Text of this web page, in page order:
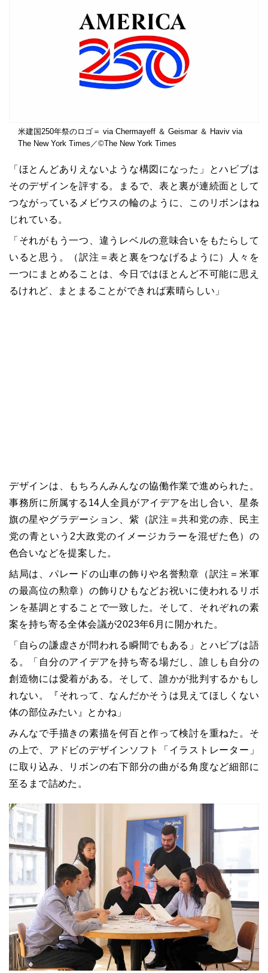
米建国250年祭のロゴ＝ via Chermayeff ＆ Geismar ＆ Haviv via
The New York Times／©The New York Times
「ほとんどありえないような構図になった」とハビブは
そのデザインを評する。まるで、表と裏が連続面として
つながっているメビウスの輪のように、このリボンはね
じれている。
「それがもう一つ、違うレベルの意味合いをもたらして
いると思う。（訳注＝表と裏をつなげるように）人々を
一つにまとめることは、今日ではほとんど不可能に思え
るけれど、まとまることができれば素晴らしい」
デザインは、もちろんみんなの協働作業で進められた。
事務所に所属する14人全員がアイデアを出し合い、星条
旗の星やグラデーション、紫（訳注＝共和党の赤、民主
党の青という2大政党のイメージカラーを混ぜた色）の
色合いなどを提案した。
結局は、パレードの山車の飾りや名誉勲章（訳注＝米軍
の最高位の勲章）の飾りひもなどお祝いに使われるリボ
ンを基調とすることで一致した。そして、それぞれの素
案を持ち寄る全体会議が2023年6月に開かれた。
「自らの謙虚さが問われる瞬間でもある」とハビブは語
る。「自分のアイデアを持ち寄る場だし、誰しも自分の
創造物には愛着がある。そして、誰かが批判するかもし
れない。『それって、なんだかそうは見えてほしくない
体の部位みたい』とかね」
みんなで手描きの素描を何百と作って検討を重ねた。そ
の上で、アドビのデザインソフト「イラストレーター」
に取り込み、リボンの右下部分の曲がる角度など細部に
至るまで詰めた。